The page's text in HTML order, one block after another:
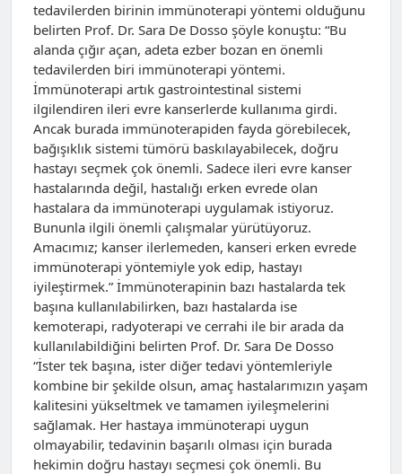
tedavilerden birinin immünoterapi yöntemi olduğunu
belirten Prof. Dr. Sara De Dosso şöyle konuştu: “Bu
alanda çığır açan, adeta ezber bozan en önemli
tedavilerden biri immünoterapi yöntemi.
İmmünoterapi artık gastrointestinal sistemi
ilgilendiren ileri evre kanserlerde kullanıma girdi.
Ancak burada immünoterapiden fayda görebilecek,
bağışıklık sistemi tümörü baskılayabilecek, doğru
hastayı seçmek çok önemli. Sadece ileri evre kanser
hastalarında değil, hastalığı erken evrede olan
hastalara da immünoterapi uygulamak istiyoruz.
Bununla ilgili önemli çalışmalar yürütüyoruz.
Amacımız; kanser ilerlemeden, kanseri erken evrede
immünoterapi yöntemiyle yok edip, hastayı
iyileştirmek.” İmmünoterapinin bazı hastalarda tek
başına kullanılabilirken, bazı hastalarda ise
kemoterapi, radyoterapi ve cerrahi ile bir arada da
kullanılabildiğini belirten Prof. Dr. Sara De Dosso
“İster tek başına, ister diğer tedavi yöntemleriyle
kombine bir şekilde olsun, amaç hastalarımızın yaşam
kalitesini yükseltmek ve tamamen iyileşmelerini
sağlamak. Her hastaya immünoterapi uygun
olmayabilir, tedavinin başarılı olması için burada
hekimin doğru hastayı seçmesi çok önemli. Bu